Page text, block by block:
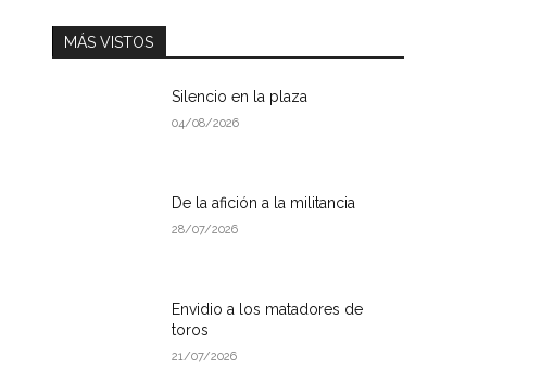
MÁS VISTOS
Silencio en la plaza
04/08/2026
De la afición a la militancia
28/07/2026
Envidio a los matadores de
toros
21/07/2026